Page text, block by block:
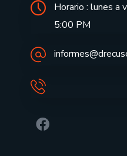
Horario : lunes a
5:00 PM